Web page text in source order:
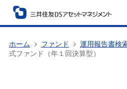
ホーム ファンド 運用報告書検
式ファンド（年１回決算型）